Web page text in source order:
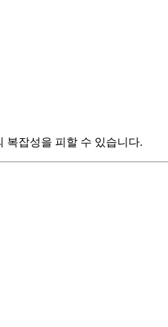
복잡성을 피할 수 있습니다.